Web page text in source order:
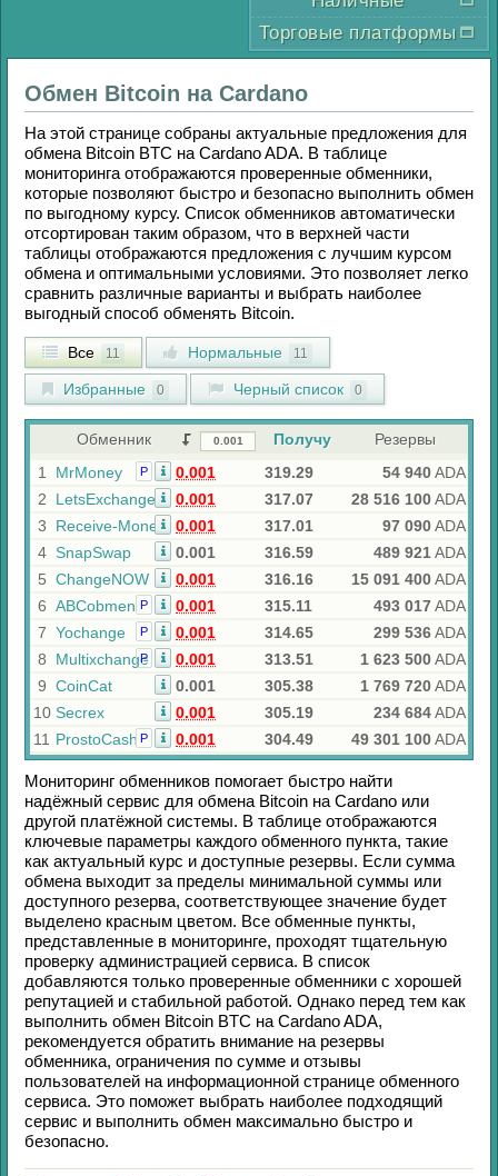
Торговые платформы
Обмен Bitcoin на Cardano
На этой странице собраны актуальные предложения для
обмена Bitcoin BTC на Cardano ADA. В таблице
мониторинга отображаются проверенные обменники,
которые позволяют быстро и безопасно выполнить обмен
по выгодному курсу. Список обменников автоматически
отсортирован таким образом, что в верхней части
таблицы отображаются предложения с лучшим курсом
обмена и оптимальными условиями. Это позволяет легко
сравнить различные варианты и выбрать наиболее
выгодный способ обменять Bitcoin.
Все 11 Нормальные 11
Избранные 0 Черный список 0
Обменник Получу
Резервы
1
MrMoney Р 0.001 319.29 54 940ADA
2
LetsExchange 0.001 317.07 28 516 100ADA
3
Receive-Money 0.001 317.01 97 090ADA
4 SnapSwap 0.001 316.59 489 921ADA
5 ChangeNOW 0.001 316.16 15 091 400ADA
6 ABCobmen Р 0.001 315.11 493 017ADA
7 Yochange Р 0.001 314.65 299 536ADA
8
Multixchange
Р 0.001 313.51 1 623 500ADA
9 CoinCat 0.001 305.38 1 769 720ADA
10 Secrex 0.001 305.19 234 684ADA
11 ProstoCash Р 0.001 304.49 49 301 100ADA
Мониторинг обменников помогает быстро найти
надёжный сервис для обмена Bitcoin на Cardano или
другой платёжной системы. В таблице отображаются
ключевые параметры каждого обменного пункта, такие
как актуальный курс и доступные резервы. Если сумма
обмена выходит за пределы минимальной суммы или
доступного резерва, соответствующее значение будет
выделено красным цветом. Все обменные пункты,
представленные в мониторинге, проходят тщательную
проверку администрацией сервиса. В список
добавляются только проверенные обменники с хорошей
репутацией и стабильной работой. Однако перед тем как
выполнить обмен Bitcoin BTC на Cardano ADA,
рекомендуется обратить внимание на резервы
обменника, ограничения по сумме и отзывы
пользователей на информационной странице обменного
сервиса. Это поможет выбрать наиболее подходящий
сервис и выполнить обмен максимально быстро и
безопасно.